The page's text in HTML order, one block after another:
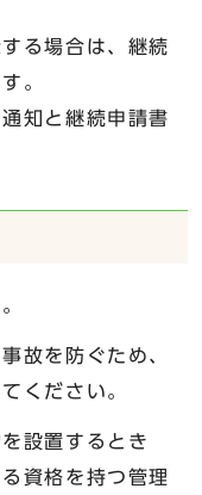
る場合は、継続
。
知と継続申請書
故を防ぐため、
ください。
設置するとき
資格を持つ管理